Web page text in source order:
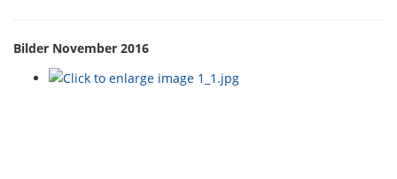
Bilder November 2016